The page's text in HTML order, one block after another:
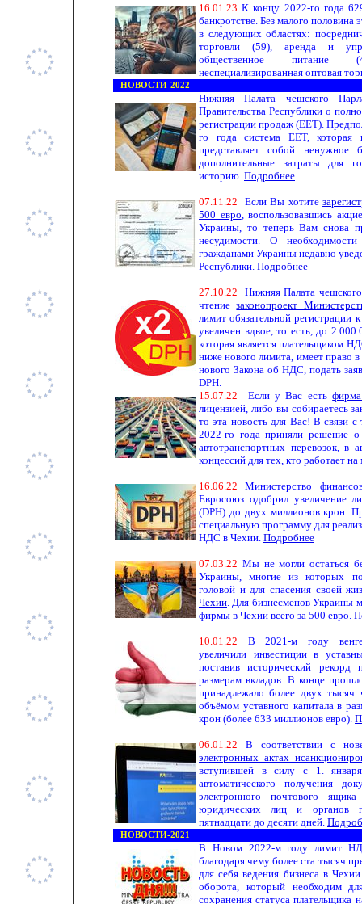
16 01 23 К концу 2022-го года
банкротстве. Без малого половина
в следующих областях:
торговли (59), аренда и
общественное питание
неспециализированная оптовая
НОВОСТИ-2022
Нижняя Палата чешского
Правительства Республики о
регистрации продаж (ЕЕТ).
го года система ЕЕТ, которая
представляет собой ненужное
дополнительные затраты для
историю. Подробнее
07.11. 22 Если Вы хотите
500 евро , воспользовавшись
Украины, то теперь Вам снова
несудимости. О
гражданами Украины недавно
Республики. Подробнее
27 .10. 22
Нижняя Палата
чтениезаконопроект
лимит обязательной
увеличен вдвое, то есть, до
которая является плательщиком
ниже нового лимита, имеет право
нового Закона об НДС, подать
DPH.
15 07. 22 Если у Вас есть
лицензией, либо вы собираетесь
то эта новость для Вас! В связи
2022-го года приняли решение
автотранспортных перевозок, в
концессий для тех, кто работает
1 6. 06 22Министерство
Евросоюз одобрил увеличение
(DPH) до двух миллионов крон.
специальную программу для
НДС в Чехии. Подробнее
07 03 22 Мы не могли остаться
Украины, многие из которых
головой и для спасения своей
Чехии . Для бизнесменов Украины
фирмы в Чехии всего за 500 евро.
10 01 22 В 2021-м году
увеличили инвестиции в
поставив исторический
размерам вкладов. В конце
принадлежало более двух
объёмом уставного капитала в
крон (более 633 миллионов евро).
06 01 22 В соответствии с
электронных актах и
вступившей в силу с 1.
автоматического получения
электронного почтового
юридических лиц и органов
пятнадцати до десяти дней.
НОВОСТИ-2021
В Новом 2022-м году лимит
благодаря чему более ста тысяч
для себя ведения бизнеса в
оборота, который необходим
сохранения статуса плательщика